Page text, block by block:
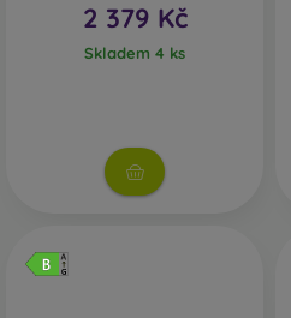
2 379 Kč
Skladem 4 ks